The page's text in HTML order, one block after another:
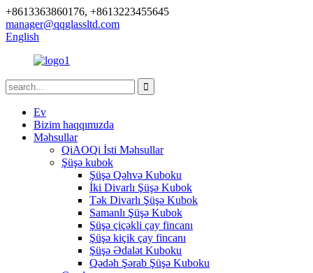
+8613363860176, +8613223455645
manager@qqglassltd.com
English
Ev
Bizim haqqımızda
Məhsullar
QiAOQi İsti Məhsullar
Şüşə kubok
Şüşə Qəhvə Kuboku
İki Divarlı Şüşə Kubok
Tək Divarlı Şüşə Kubok
Samanlı Şüşə Kubok
Şüşə çiçəkli çay fincanı
Şüşə kiçik çay fincanı
Şüşə Ədalət Kuboku
Qədəh Şərab Şüşə Kuboku